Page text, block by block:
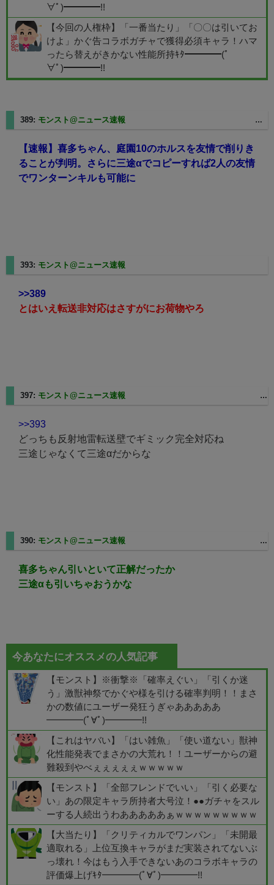
∀ﾟ)━━━━!!
【今回の人権枠】「一番当たり」「〇〇は引いてお
けよ」かぐ告コラボガチャで獲得必須キャラ！ハマ
ったら替えがきかない性能所持ｷﾀ━━━━(ﾟ
∀ﾟ)━━━━!!
389: モンスト@ニュース速報
【速報】喜多ちゃん、庭園10のホルスを友情で削りき
ることが判明。さらに三途αでコピーすれば2人の友情
でワンターンキルも可能に
393: モンスト@ニュース速報
>>389
とはいえ転送非対応はさすがにお荷物やろ
397: モンスト@ニュース速報
>>393
どっちも反射地雷転送壁でギミック完全対応ね
三途じゃなくて三途αだからな
390: モンスト@ニュース速報
喜多ちゃん引いといて正解だったか
三途αも引いちゃおうかな
今あなたにオススメの人気記事
【モンスト】※衝撃※「確率えぐい」「引くか迷
う」激獣神祭でかぐや様を引ける確率判明！！まさ
かの数値にユーザー発狂うぎゃあああああ
━━━━(ﾟ∀ﾟ)━━━━!!
【これはヤバい】「はい雑魚」「使い道ない」獣神
化性能発表でまさかの大荒れ！！ユーザーからの避
難殺到やべぇぇぇぇぇｗｗｗｗｗ
【モンスト】「全部フレンドでいい」「引く必要な
い」あの限定キャラ所持者大号泣！●●ガチャをスル
ーする人続出うわあああああぁｗｗｗｗｗｗｗｗｗ
【大当たり】「クリティカルでワンパン」「未開最
適取れる」上位互換キャラがまだ実装されてないぶ
っ壊れ！今はもう入手できないあのコラボキャラの
評価爆上げｷﾀ━━━━(ﾟ∀ﾟ)━━━━!!